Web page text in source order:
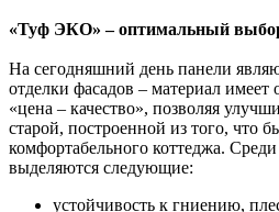
«Туф ЭКО» – оптимальный
На сегодняшний день панели
отделки фасадов – материал
«цена – качество», позволяя
старой, построенной из того, что
комфортабельного коттеджа.
выделяются следующие:
устойчивость к гниению,